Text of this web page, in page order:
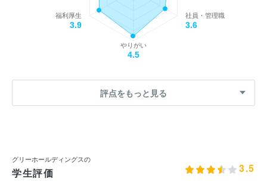
社員・管理職
3.6
やりがい
4.5
福利厚生
3.9
評点をもっと見る
グリーホールディングスの
学生評価 3.5